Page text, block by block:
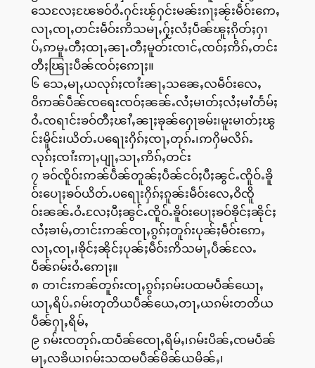
သေလႄႈၽႄၶဝ်ဝႆႉႁင်းၽႂ်ႁင်းမၼ်းၵႃႈၼႂ်းမဵဝ်းဢေႇ
လႃႇၸႃႇတင်းမဵဝ်းဢိသမႃႇႁႂ်ႈလႆႈပဵၼ်ၽူႈၵိုတ်ႈႁၢ
ပ်ႇဢမူႉတီႈထႃႇၼႃႉတီႈမူတ်းၸၢင်ႇၸဝ်ႈဢိၵ်ႇတင်း
တီႈၽြႃးပဵၼ်ၸဝ်ႈဢေႃႈ။
၆ သေႇမႃႇယလုၵ်ႈၸၢႆးၼႃႇသၼေႇလမဵဝ်းလေႇ
ဝိဢၼ်ပဵၼ်ၸရေးၸဝ်ႈၼၼ်ႉလႆႈမၢတ်ႈလႆႈမၢႆတႅမ်ႈ
ဝႆႉၸရၢင်းၶဝ်တီႈၽၢႆႇၼႃႈၶုၼ်ႁေႃၶမ်း၊မူးမၢတ်ႈၽွ
င်းမိူင်း၊ယိတ်ႉပရေႃးႁိၵ်ႈၸႃႇတုၵ်ႉ၊ဢႁိမလိၵ်ႉ
လုၵ်ႈၸၢႆးဢႃႇပျႃႇသႃႇဢိၵ်ႇတင်း
၇ ၶဝ်ၸိူဝ်းဢၼ်ပဵၼ်တူၼ်ႈပဵၼ်ငဝ်ႈပီႈၼွင်ႉၸိူဝ်ႉၶိူ
ဝ်းပေႃႈၶဝ်ယိတ်ႉပရေႃးႁိၵ်ႈၵူၼ်းမဵဝ်းလေႇဝိၸိူ
ဝ်းၼၼ်ႉဝႆႉလႄႈပီႈၼွင်ႉၸိူဝ်ႉၶိူဝ်းပေႃႈၶဝ်ၶိုင်ႈၼိုင်ႈ
လႆႈၶၢမ်ႇတၢင်းဢၼ်ၸႃႇၵွၵ်ႈတူၵ်းပုၼ်ႈမဵဝ်းဢေႇ
လႃႇၸႃႇ၊ၶိုင်ႈၼိုင်ႈပုၼ်ႈမဵဝ်းဢိသမႃႇပဵၼ်လႄႉ
ပဵၼ်ၵမ်းဝႆႉဢေႃႈ။
၈ တၢင်းဢၼ်တူၵ်းၸႃႇၵွၵ်ႈၵမ်းပထမပဵၼ်ယေႃႇ
ယႃႇရိပ်ႉၵမ်းတုတိယပဵၼ်ယေႇတႃႇယၵမ်းတတိယ
ပဵၼ်ႁႃႇရိမ်ႇ
၉ ၵမ်းၸတုၵ်ႉထပဵၼ်ၸေႃႇရိမ်ႇ၊ၵမ်းပိၼ်ႇၸမပဵၼ်
မႃႇလၶိယ၊ၵမ်းသထမပဵၼ်မိၼ်ယမိၼ်ႇ၊